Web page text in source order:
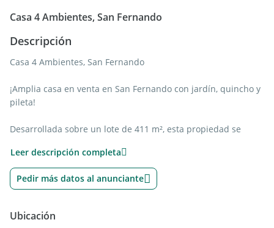
Casa 4 Ambientes, San Fernando
Descripción
Casa 4 Ambientes, San Fernando
¡Amplia casa en venta en San Fernando con jardín, quincho y
pileta!
Desarrollada sobre un lote de 411 m², esta propiedad se
distribución, ideal para quienes buscan comodidad,
funcionalidad y disfrutar de los ambientes al aire libre.
living-comedor con excelente amplitud, dos dormitorios y un
baño completo. En la planta alta, la propiedad cuenta con
Leer descripción completa
Pedir más datos al anunciante
Ubicación